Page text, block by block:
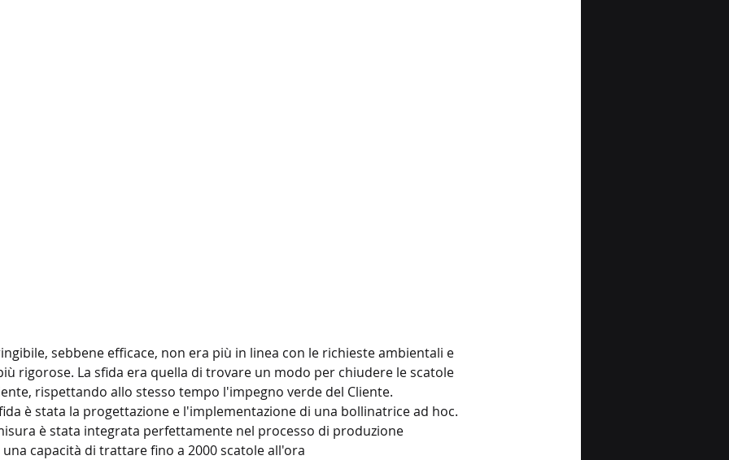
sebbene efficace, non era più in linea con le richieste ambientali e
rigorose. La sfida era quella di trovare un modo per chiudere le scatole
rispettando allo stesso tempo l'impegno verde del Cliente.
è stata la progettazione e l'implementazione di una bollinatrice ad hoc.
è stata integrata perfettamente nel processo di produzione
capacità di trattare fino a 2000 scatole all'ora